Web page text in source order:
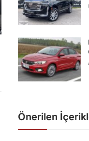
Önerilen